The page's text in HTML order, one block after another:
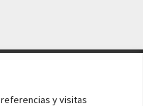
y visitas